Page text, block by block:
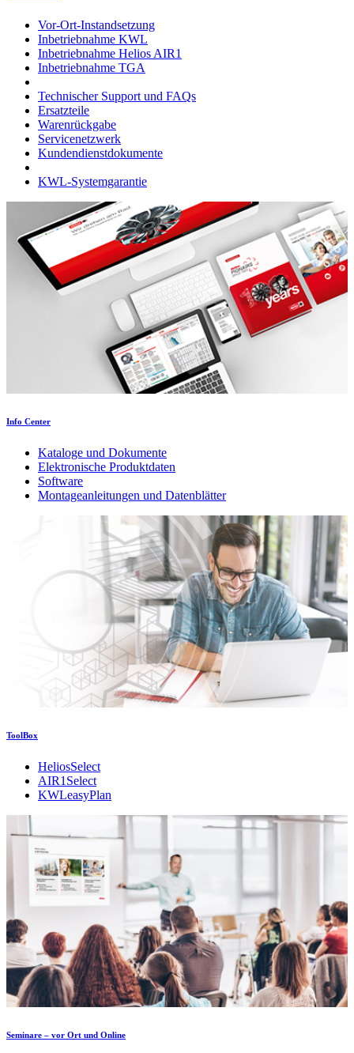
Vor-Ort-Instandsetzung
Inbetriebnahme KWL
Inbetriebnahme Helios AIR1
Inbetriebnahme TGA
Technischer Support und FAQs
Ersatzteile
Warenrückgabe
Servicenetzwerk
Kundendienstdokumente
KWL-Systemgarantie
Info Center
Kataloge und Dokumente
Elektronische Produktdaten
Software
Montageanleitungen und Datenblätter
ToolBox
HeliosSelect
AIR1Select
KWLeasyPlan
Seminare – vor Ort und Online